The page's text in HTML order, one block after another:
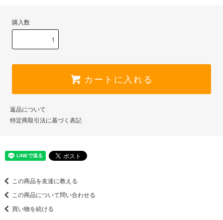
購入数
カートに入れる
返品について
特定商取引法に基づく表記
この商品を友達に教える
この商品について問い合わせる
買い物を続ける